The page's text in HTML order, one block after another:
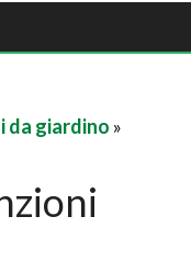
da giardino »